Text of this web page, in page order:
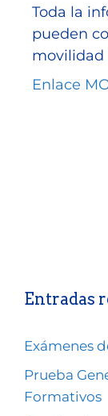
Toda la
pueden
movilidad
Enlace
Entradas
Exámenes
Prueba
Formativos